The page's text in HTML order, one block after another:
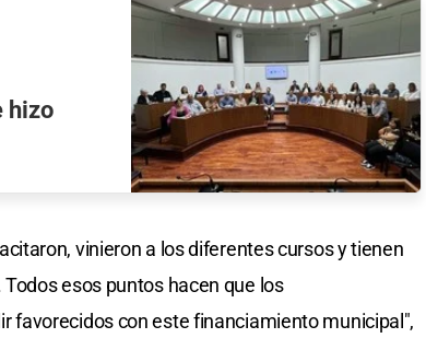
hizo
vinieron a los diferentes cursos y tienen
esos puntos hacen que los
favorecidos con este financiamiento municipal",